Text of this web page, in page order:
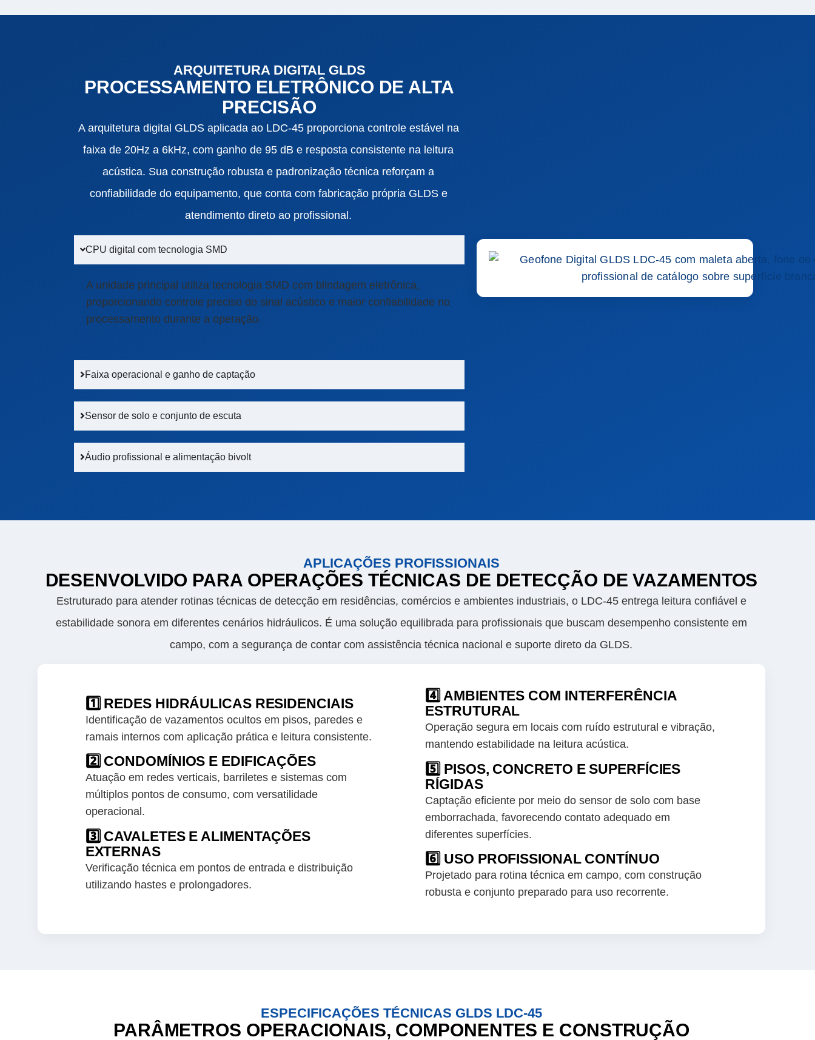
ARQUITETURA DIGITAL GLDS
PROCESSAMENTO ELETRÔNICO DE ALTA
PRECISÃO
A arquitetura digital GLDS aplicada ao LDC-45 proporciona controle estável na
faixa de 20Hz a 6kHz, com ganho de 95 dB e resposta consistente na leitura
acústica. Sua construção robusta e padronização técnica reforçam a
confiabilidade do equipamento, que conta com fabricação própria GLDS e
atendimento direto ao profissional.
CPU digital com tecnologia SMD
A unidade principal utiliza tecnologia SMD com blindagem eletrônica,
proporcionando controle preciso do sinal acústico e maior confiabilidade no
processamento durante a operação.
Faixa operacional e ganho de captação
Sensor de solo e conjunto de escuta
Áudio profissional e alimentação bivolt
APLICAÇÕES PROFISSIONAIS
DESENVOLVIDO PARA OPERAÇÕES TÉCNICAS DE DETECÇÃO DE VAZAMENTOS
Estruturado para atender rotinas técnicas de detecção em residências, comércios e ambientes industriais, o LDC-45 entrega leitura confiável e
estabilidade sonora em diferentes cenários hidráulicos. É uma solução equilibrada para profissionais que buscam desempenho consistente em
campo, com a segurança de contar com assistência técnica nacional e suporte direto da GLDS.
1️⃣ REDES HIDRÁULICAS RESIDENCIAIS
Identificação de vazamentos ocultos em pisos, paredes e
ramais internos com aplicação prática e leitura consistente.
2️⃣ CONDOMÍNIOS E EDIFICAÇÕES
Atuação em redes verticais, barriletes e sistemas com
múltiplos pontos de consumo, com versatilidade
operacional.
3️⃣ CAVALETES E ALIMENTAÇÕES
EXTERNAS
Verificação técnica em pontos de entrada e distribuição
utilizando hastes e prolongadores.
4️⃣ AMBIENTES COM INTERFERÊNCIA
ESTRUTURAL
Operação segura em locais com ruído estrutural e vibração,
mantendo estabilidade na leitura acústica.
5️⃣ PISOS, CONCRETO E SUPERFÍCIES
RÍGIDAS
Captação eficiente por meio do sensor de solo com base
emborrachada, favorecendo contato adequado em
diferentes superfícies.
6️⃣ USO PROFISSIONAL CONTÍNUO
Projetado para rotina técnica em campo, com construção
robusta e conjunto preparado para uso recorrente.
ESPECIFICAÇÕES TÉCNICAS GLDS LDC-45
PARÂMETROS OPERACIONAIS, COMPONENTES E CONSTRUÇÃO